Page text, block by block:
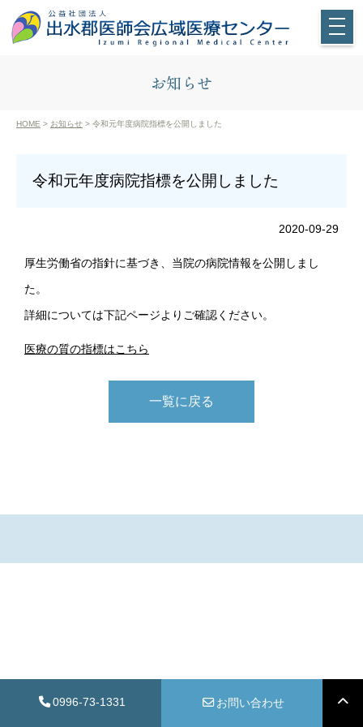
お知らせ
HOME > お知らせ > 令和元年度病院指標を公開しました
令和元年度病院指標を公開しました
2020-09-29
厚生労働省の指針に基づき、当院の病院情報を公開しまし
た。
詳細については下記ページよりご確認ください。
医療の質の指標はこちら
一覧に戻る
0996-73-1331 お問い合わせ